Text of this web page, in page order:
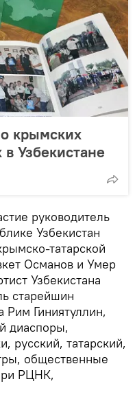
крымских
Узбекистане
руководитель
Узбекистан
татарской
Османов и Умер
Узбекистана
старейшин
Рим Гиниятуллин,
диаспоры,
русский, татарский,
общественные
РЦНК,